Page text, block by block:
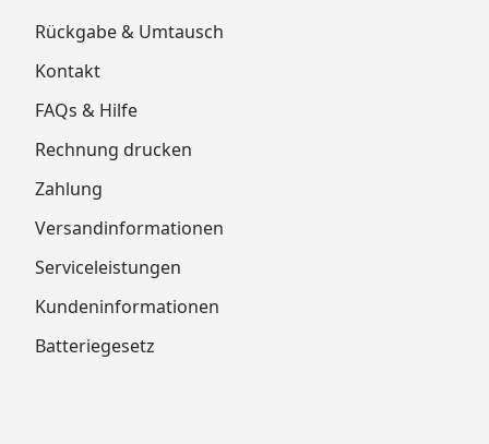
Rückgabe & Umtausch
Kontakt
FAQs & Hilfe
Rechnung drucken
Zahlung
Versandinformationen
Serviceleistungen
Kundeninformationen
Batteriegesetz